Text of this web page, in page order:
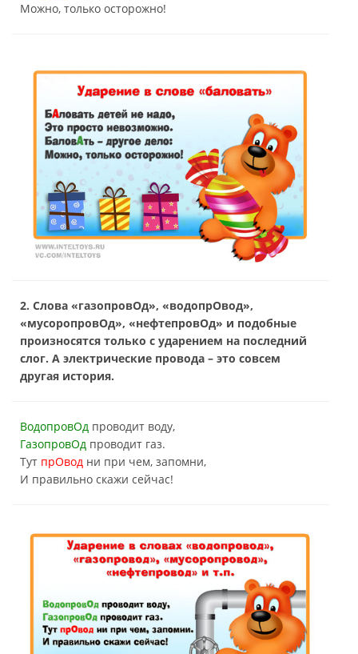
Можно, только осторожно!
2. Слова «газопровОд», «водопрОвод»,
«мусоропровОд», «нефтепровОд» и подобные
произносятся только с ударением на последний
слог. А электрические провода – это совсем
другая история.
ВодопровОд проводит воду,
ГазопровОд проводит газ.
Тут прОвод ни при чем, запомни,
И правильно скажи сейчас!